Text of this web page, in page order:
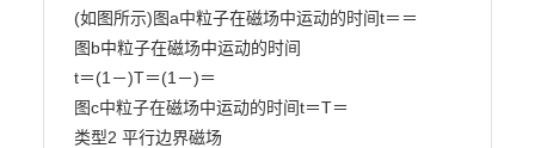
(如图所示)图a中粒子在磁场中运动的时间t＝＝
图b中粒子在磁场中运动的时间
t＝(1－)T＝(1－)＝
图c中粒子在磁场中运动的时间t＝T＝
类型2 平行边界磁场